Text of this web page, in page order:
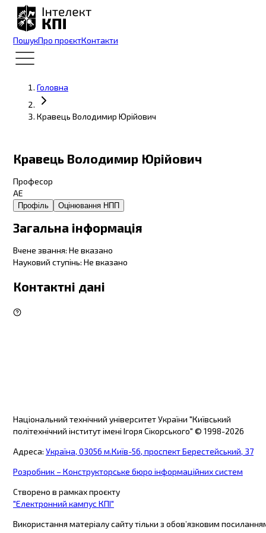
ПошукПро проєктКонтакти
Головна
Кравець Володимир Юрійович
Кравець Володимир Юрійович
Професор
АЕ
Профіль Оцінювання НПП
Загальна інформація
Вчене звання: Не вказано
Науковий ступінь: Не вказано
Контактні дані
Національний технічний університет України "Київський
політехнічний інститут імені Ігоря Сікорського" © 1998-2026
Адреса: Україна, 03056 м.Київ-56, проспект Берестейський, 37
Розробник – Конструкторське бюро інформаційних систем
Створено в рамках проєкту
"Електронний кампус КПІ"
Використання матеріалу сайту тільки з обов’язковим